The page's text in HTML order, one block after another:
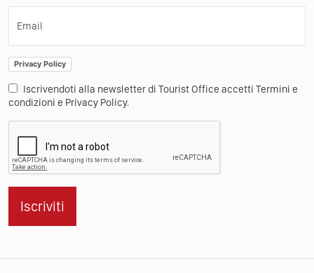
Email
Privacy Policy
Iscrivendoti alla newsletter di Tourist Office accetti Termini e
condizioni e Privacy Policy.
Iscriviti